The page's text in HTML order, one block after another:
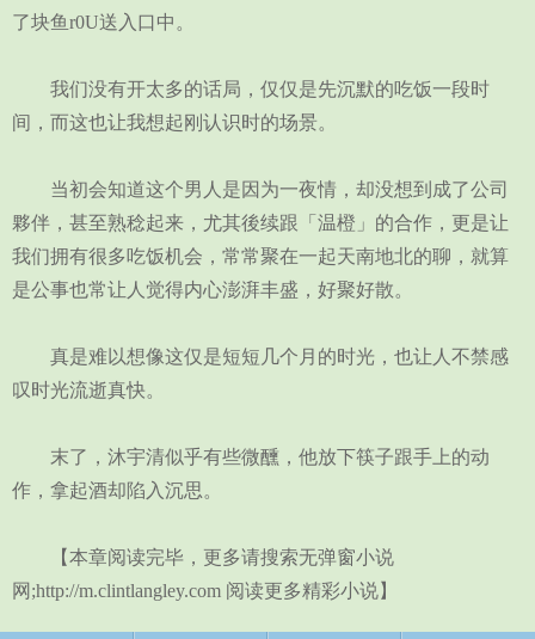
了块鱼r0U送入口中。
我们没有开太多的话局，仅仅是先沉默的吃饭一段时
间，而这也让我想起刚认识时的场景。
当初会知道这个男人是因为一夜情，却没想到成了公司
夥伴，甚至熟稔起来，尤其後续跟「温橙」的合作，更是让
我们拥有很多吃饭机会，常常聚在一起天南地北的聊，就算
是公事也常让人觉得内心澎湃丰盛，好聚好散。
真是难以想像这仅是短短几个月的时光，也让人不禁感
叹时光流逝真快。
末了，沐宇清似乎有些微醺，他放下筷子跟手上的动
作，拿起酒却陷入沉思。
【本章阅读完毕，更多请搜索无弹窗小说
网;http://m.clintlangley.com 阅读更多精彩小说】